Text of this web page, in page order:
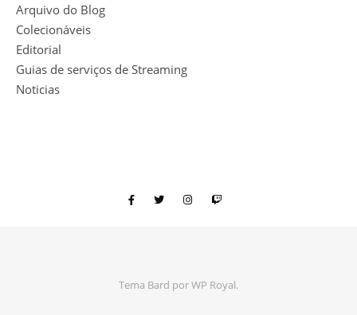
Arquivo do Blog
Colecionáveis
Editorial
Guias de serviços de Streaming
Noticias
Tema Bard porWP Royal.